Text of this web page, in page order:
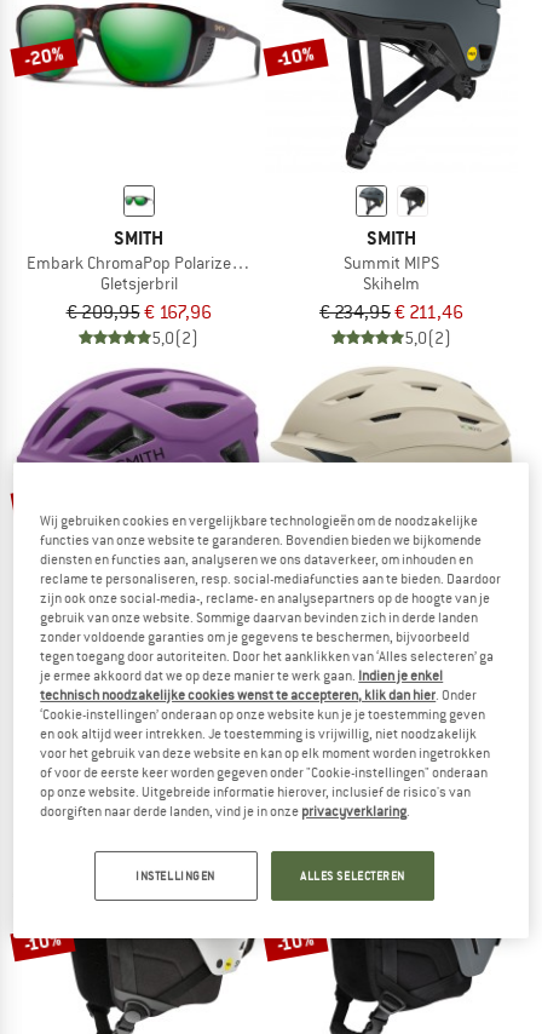
-20%
SMITH
Embark ChromaPop Polarized Mirror Cat. 3 VLT 15%
Gletsjerbril
€ 209,95€ 167,96
5,0(2)
-10%
SMITH
Summit MIPS
Skihelm
€ 234,95€ 211,46
5,0(2)
SMITH
Signal Mips
Fietshelm
€ 84,95vanaf € 59,47
4,9 (19)
SMITH
Level MIPS
Skihelm
€ 209,95 € 188,96
5,0 (2)
-10% -10%
Wij gebruiken cookies en vergelijkbare technologieën om de noodzakelijke
functies van onze website te garanderen. Bovendien bieden we bijkomende
diensten en functies aan, analyseren we ons dataverkeer, om inhouden en
reclame te personaliseren, resp. social-mediafuncties aan te bieden. Daardoor
zijn ook onze social-media-, reclame- en analysepartners op de hoogte van je
gebruik van onze website. Sommige daarvan bevinden zich in derde landen
zonder voldoende garanties om je gegevens te beschermen, bijvoorbeeld
tegen toegang door autoriteiten. Door het aanklikken van ‘Alles selecteren’ ga
je ermee akkoord dat we op deze manier te werk gaan. Indien je enkel
technisch noodzakelijke cookies wenst te accepteren, klik dan hier. Onder
‘Cookie-instellingen’ onderaan op onze website kun je je toestemming geven
en ook altijd weer intrekken. Je toestemming is vrijwillig, niet noodzakelijk
voor het gebruik van deze website en kan op elk moment worden ingetrokken
of voor de eerste keer worden gegeven onder "Cookie-instellingen" onderaan
op onze website. Uitgebreide informatie hierover, inclusief de risico's van
doorgiften naar derde landen, vind je in onze privacyverklaring.
INSTELLINGEN ALLES SELECTEREN